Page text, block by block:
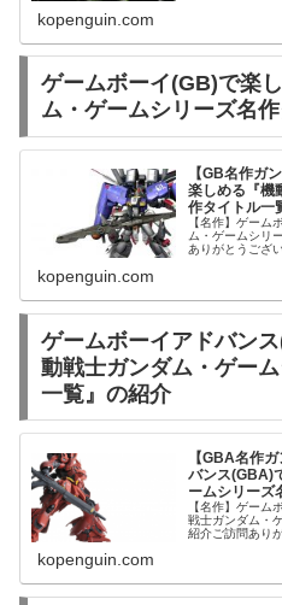
kopenguin.com
ゲームボーイ(GB)で楽
ム・ゲームシリーズ名
【GB名作ガ
楽しめる『機
作タイトル一
【名作】ゲーム
ム・ゲームシリ
ありがとうござ
kopenguin.com
ゲームボーイアドバン
動戦士ガンダム・ゲー
一覧』の紹介
【GBA名作
バンス(GBA)
ームシリーズ
【名作】ゲーム
戦士ガンダム・
紹介ご訪問あり
kopenguin.com